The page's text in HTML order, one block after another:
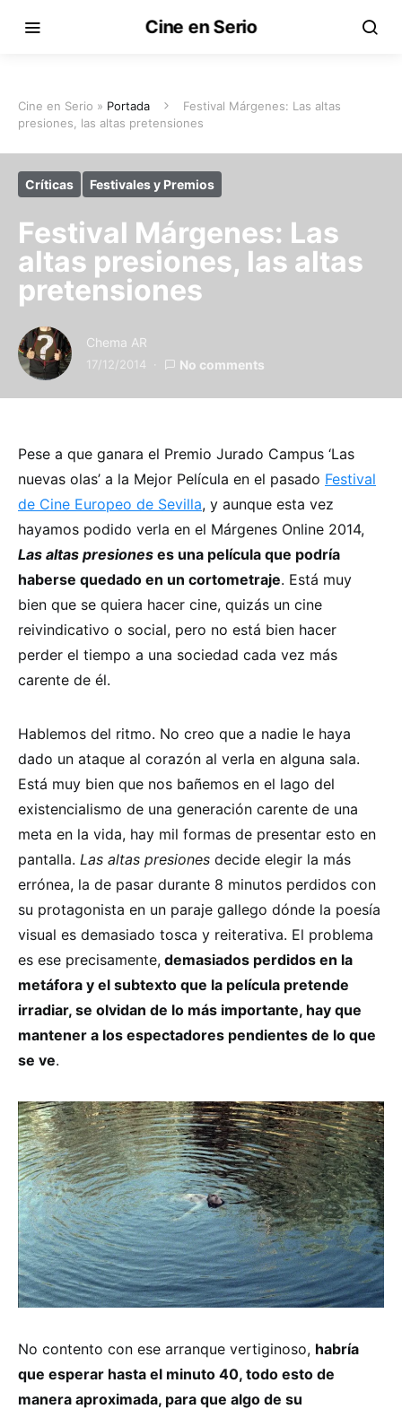
Cine en Serio
Cine en Serio » Portada
Festival Márgenes: Las altas
presiones, las altas pretensiones
Críticas Festivales y Premios
Festival Márgenes: Las
altas presiones, las altas
pretensiones
Chema AR
17/12/2014 No comments
Pese a que ganara el Premio Jurado Campus ‘Las
nuevas olas’ a la Mejor Película en el pasado Festival
de Cine Europeo de Sevilla, y aunque esta vez
hayamos podido verla en el Márgenes Online 2014,
Las altas presiones es una película que podría
haberse quedado en un cortometraje. Está muy
bien que se quiera hacer cine, quizás un cine
reivindicativo o social, pero no está bien hacer
perder el tiempo a una sociedad cada vez más
carente de él.
Hablemos del ritmo. No creo que a nadie le haya
dado un ataque al corazón al verla en alguna sala.
Está muy bien que nos bañemos en el lago del
existencialismo de una generación carente de una
meta en la vida, hay mil formas de presentar esto en
pantalla. Las altas presiones decide elegir la más
errónea, la de pasar durante 8 minutos perdidos con
su protagonista en un paraje gallego dónde la poesía
visual es demasiado tosca y reiterativa. El problema
es ese precisamente, demasiados perdidos en la
metáfora y el subtexto que la película pretende
irradiar, se olvidan de lo más importante, hay que
mantener a los espectadores pendientes de lo que
se ve.
No contento con ese arranque vertiginoso, habría
que esperar hasta el minuto 40, todo esto de
manera aproximada, para que algo de su